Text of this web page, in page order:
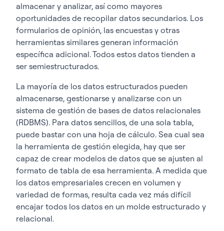
almacenar y analizar, así como mayores
oportunidades de recopilar datos secundarios. Los
formularios de opinión, las encuestas y otras
herramientas similares generan información
específica adicional. Todos estos datos tienden a
ser semiestructurados.
La mayoría de los datos estructurados pueden
almacenarse, gestionarse y analizarse con un
sistema de gestión de bases de datos relacionales
(RDBMS). Para datos sencillos, de una sola tabla,
puede bastar con una hoja de cálculo. Sea cual sea
la herramienta de gestión elegida, hay que ser
capaz de crear modelos de datos que se ajusten al
formato de tabla de esa herramienta. A medida que
los datos empresariales crecen en volumen y
variedad de formas, resulta cada vez más difícil
encajar todos los datos en un molde estructurado y
relacional.